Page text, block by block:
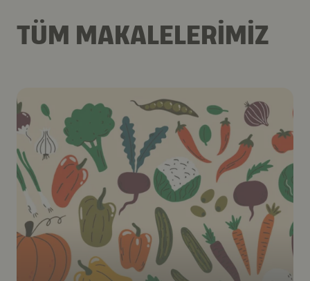
TÜM MAKALELERIMIZ